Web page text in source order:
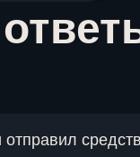
отправил